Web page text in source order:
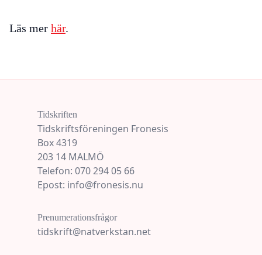
Läs mer här.
Tidskriften
Tidskriftsföreningen Fronesis
Box 4319
203 14 MALMÖ
Telefon: 070 294 05 66
Epost: info@fronesis.nu
Prenumerationsfrågor
tidskrift@natverkstan.net